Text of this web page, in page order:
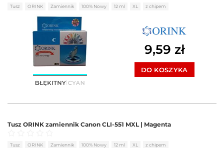
Oceniono0na 5
Tusz ORINK Zamiennik 100% Nowy 12 ml XL z chipem
9,59 zł
DO KOSZYKA
Tusz ORINK zamiennik Canon CLI-551 MXL | Magenta
Oceniono0na 5
Tusz ORINK Zamiennik 100% Nowy 12 ml XL z chipem